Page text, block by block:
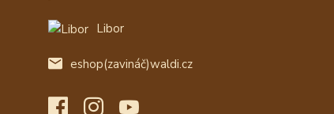
Libor
eshop(zavináč)waldi.cz